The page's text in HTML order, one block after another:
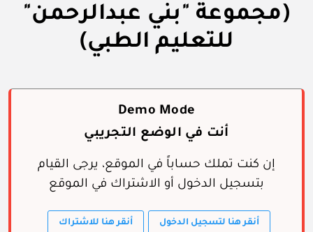
(مجموعة "بني عبدالرحمن"
للتعليم الطبي)
Demo Mode
أنت في الوضع التجريبي
إن كنت تملك حساباً في الموقع، يرجى القيام
بتسجيل الدخول أو الاشتراك في الموقع
أنقر هنا لتسجيل الدخول أنقر هنا للاشتراك